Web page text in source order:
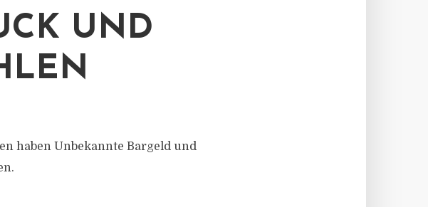
UND
haben Unbekannte Bargeld und